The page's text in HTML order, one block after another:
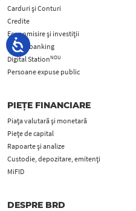
Carduri şi Conturi
Credite
Economisire și investiții
Online banking
Digital StationNOU
Persoane expuse public
PIEȚE FINANCIARE
Piața valutară și monetară
Piețe de capital
Rapoarte și analize
Custodie, depozitare, emitenți
MiFID
DESPRE BRD